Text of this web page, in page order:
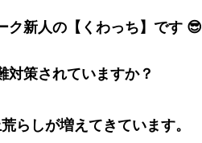
新人の【くわっち】です 😎
対策されていますか？
らしが増えてきています。